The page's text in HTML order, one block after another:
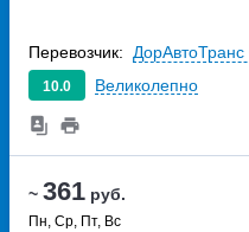
~ 361 руб.
Пн, Ср, Пт, Вс
10.0 Великолепно
Перевозчик: